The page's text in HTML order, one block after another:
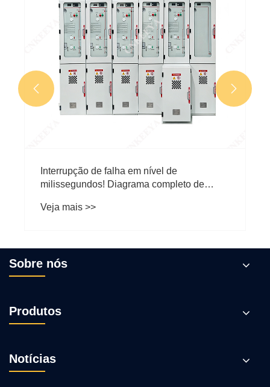
Interrupção de falha em nível de
milissegundos! Diagrama completo de
Veja mais >>
 
Sobre nós
Produtos
Notícias